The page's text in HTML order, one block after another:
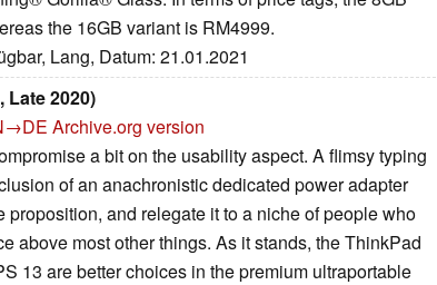
the 16GB variant is RM4999.
Lang, Datum: 21.01.2021
Late 2020)
Archive.org version
a bit on the usability aspect. A flimsy typing
of an anachronistic dedicated power adapter
proposition, and relegate it to a niche of people who
above most other things. As it stands, the ThinkPad
13 are better choices in the premium ultraportable